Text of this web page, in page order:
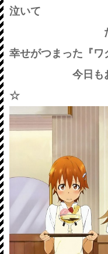
泣いて
たくさんの
幸せがつまった『ワ
今日もお店は
☆